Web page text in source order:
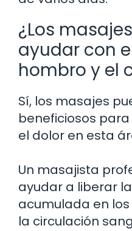
¿Los
ayudar con
hombro y el
Sí, los masajes
beneficiosos
el dolor en esta
Un masajista
ayudar a liberar
acumulada en
la circulación